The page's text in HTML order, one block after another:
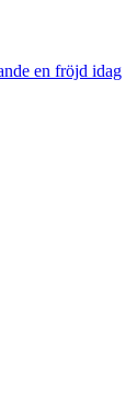
en fröjd idag